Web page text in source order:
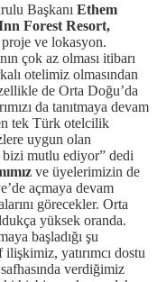
Başkanı Ethem
Forest Resort,
ve lokasyon.
çok az olması itibarı
otelimiz olmasından
de Orta Doğu’da
da tanıtmaya devam
tek Türk otelcilik
uygun olan
bizi mutlu ediyor” dedi
ve üyelerimizin de
açmaya devam
görecekler. Orta
yüksek oranda.
başladığı şu
ilişkimiz, yatırımcı dostu
verdiğimiz